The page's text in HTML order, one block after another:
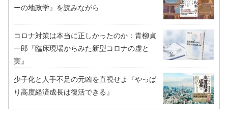
ーの地政学』を読みながら
コロナ対策は本当に正しかったのか：青柳貞
一郎『臨床現場からみた新型コロナの虚と
実』
少子化と人手不足の元凶を直視せよ『やっぱ
り高度経済成長は復活できる』